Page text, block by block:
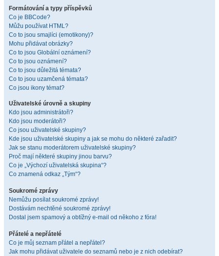
Formátování a typy příspěvků
Co je BBCode?
Můžu používat HTML?
Co to jsou smajlíci (emotikony)?
Mohu přidávat obrázky?
Co to jsou Globální oznámení?
Co to jsou oznámení?
Co to jsou důležitá témata?
Co to jsou uzamčená témata?
Co jsou ikony témat?
Uživatelské úrovně a skupiny
Kdo jsou administrátoři?
Kdo jsou moderátoři?
Co jsou uživatelské skupiny?
Kde jsou uživatelské skupiny a jak se mohu do některé zařadit?
Jak se stanu moderátorem uživatelské skupiny?
Proč mají některé skupiny jinou barvu?
Co je „Výchozí uživatelská skupina“?
Co znamená odkaz „Tým“?
Soukromé zprávy
Nemůžu posílat soukromé zprávy!
Dostávám nechtěné soukromé zprávy!
Dostal jsem spamový a obtížný e-mail od někoho z fóra!
Přátelé a nepřátelé
Co je můj seznam přátel a nepřátel?
Jak mohu přidávat uživatele do seznamů nebo je z nich odebírat?